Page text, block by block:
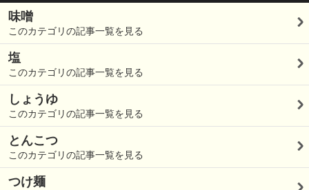
味噌
このカテゴリの記事一覧を見る
塩
このカテゴリの記事一覧を見る
しょうゆ
このカテゴリの記事一覧を見る
とんこつ
このカテゴリの記事一覧を見る
つけ麺